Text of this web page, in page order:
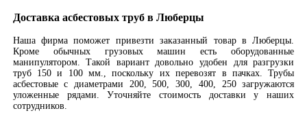
Доставка асбестовых труб в Люберцы
Наша фирма поможет привезти заказанный товар в Люберцы.
Кроме обычных грузовых машин есть оборудованные
манипулятором. Такой вариант довольно удобен для разгрузки
труб 150 и 100 мм., поскольку их перевозят в пачках. Трубы
асбестовые с диаметрами 200, 500, 300, 400, 250 загружаются
уложенные рядами. Уточняйте стоимость доставки у наших
сотрудников.